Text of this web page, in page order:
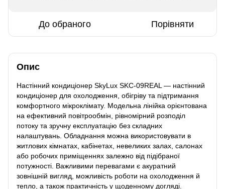
До обраного Порівняти
Опис
Настінний кондиціонер SkyLux SKC-09REAL — настінний
кондиціонер для охолодження, обігріву та підтримання
комфортного мікроклімату. Модельна лінійка орієнтована
на ефективний повітрообмін, рівномірний розподіл
потоку та зручну експлуатацію без складних
налаштувань. Обладнання можна використовувати в
житлових кімнатах, кабінетах, невеликих залах, салонах
або робочих приміщеннях залежно від підібраної
потужності. Важливими перевагами є акуратний
зовнішній вигляд, можливість роботи на охолодження й
тепло, а також практичність у щоденному догляді.